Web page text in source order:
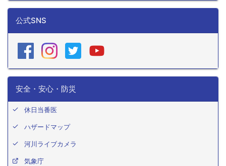
公式SNS
安全・安心・防災
休日当番医
ハザードマップ
河川ライブカメラ
気象庁